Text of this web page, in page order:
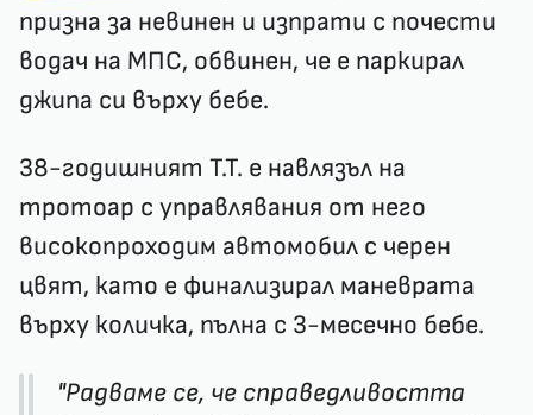
призна за невинен и изпрати с почести
водач на МПС, обвинен, че е паркирал
джипа си върху бебе.
38-годишният Т.Т. е навлязъл на
тротоар с управлявания от него
високопроходим автомобил с черен
цвят, като е финализирал маневрата
върху количка, пълна с 3-месечно бебе.
"Радваме се, че справедливостта